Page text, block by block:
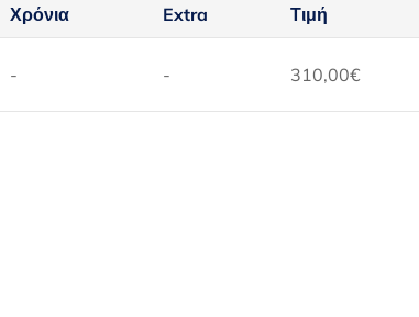
Χρόνια Extra Τιμή
- - 310,00€